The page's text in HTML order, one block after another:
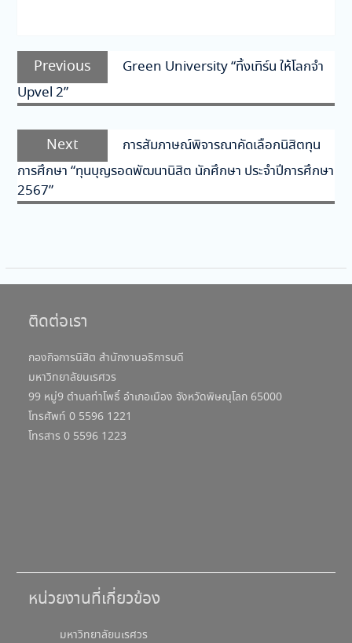
แนะแนว
เรื่อง
Previous
Previous
post:
Green University “ทิ้งเทิร์น ให้โลกจำ
Upvel 2”
Next
Next
post:
การสัมภาษณ์พิจารณาคัดเลือกนิสิตทุน
การศึกษา “ทุนบุญรอดพัฒนานิสิต นักศึกษา ประจำปีการศึกษา
2567”
ติดต่อเรา
กองกิจการนิสิต สำนักงานอธิการบดี
มหาวิทยาลัยนเรศวร
99 หมู่9 ตำบลท่าโพธิ์ อำเภอเมือง จังหวัดพิษณุโลก 65000
โทรศัพท์ 0 5596 1221
โทรสาร 0 5596 1223
หน่วยงานที่เกี่ยวข้อง
มหาวิทยาลัยนเรศวร